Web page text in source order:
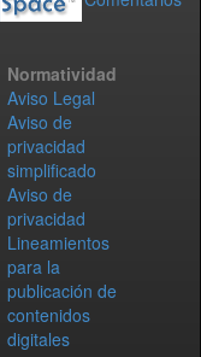
Normatividad
Aviso Legal
Aviso de
privacidad
simplificado
Aviso de
privacidad
Lineamientos
para la
publicación de
contenidos
digitales